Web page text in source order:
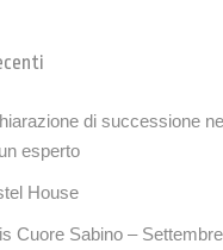
di successione
esperto
House
Cuore Sabino – Settembre